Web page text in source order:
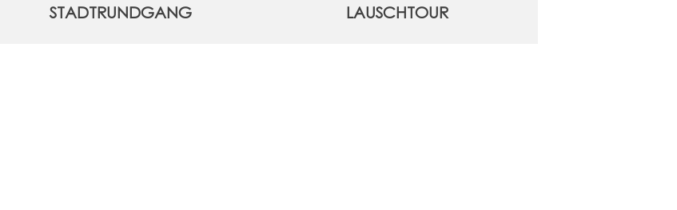
STADTRUNDGANG LAUSCHTOUR